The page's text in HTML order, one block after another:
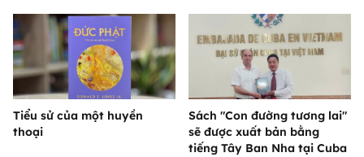
Tiểu sử của một huyền
thoại
Sách "Con đường tương lai"
sẽ được xuất bản bằng
tiếng Tây Ban Nha tại Cuba